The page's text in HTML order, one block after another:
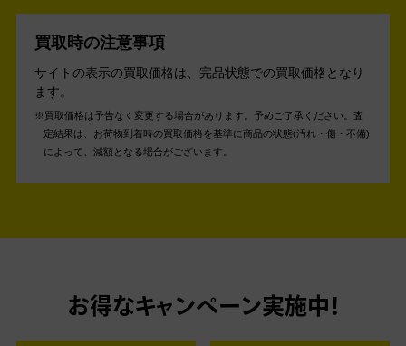
買取時の注意事項
サイトの表示の買取価格は、完品状態での買取価格となり
ます。
買取価格は予告なく変更する場合があります。予めご了承ください。 査
定結果は、お荷物到着時の買取価格を基準に商品の状態(汚れ・傷・不備)
によって、減額となる場合がございます。
お得なキャンペーン実施中！